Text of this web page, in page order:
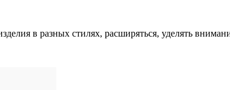
в разных стилях, расширяться, уделять